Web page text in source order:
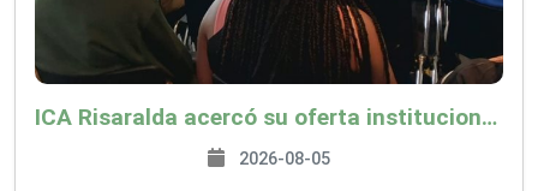
ICA Risaralda acercó su oferta institucional a productores y emprendedores en Expocamello
2026-08-05